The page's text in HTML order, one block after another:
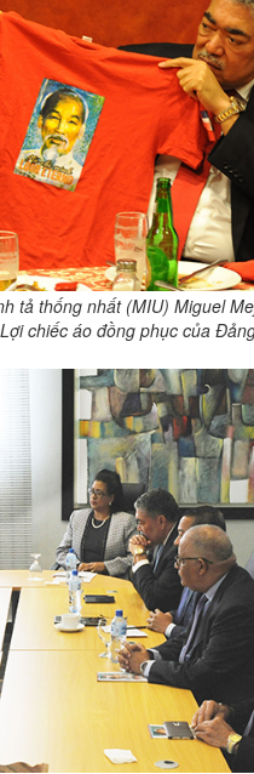
tả thống nhất (MIU) Miguel
chiếc áo đồng phục của